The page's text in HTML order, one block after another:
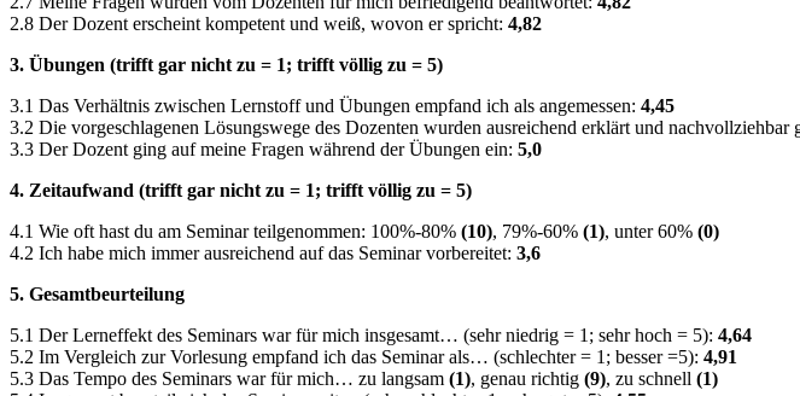
2.8 Der Dozent erscheint kompetent und weiß, wovon er spricht: 4,82
3. Übungen (trifft gar nicht zu = 1; trifft völlig zu = 5)
3.1 Das Verhältnis zwischen Lernstoff und Übungen empfand ich als angemessen: 4,45
3.2 Die vorgeschlagenen Lösungswege des Dozenten wurden ausreichend erklärt und nachvollziehbar
3.3 Der Dozent ging auf meine Fragen während der Übungen ein: 5,0
4. Zeitaufwand (trifft gar nicht zu = 1; trifft völlig zu = 5)
4.1 Wie oft hast du am Seminar teilgenommen: 100%-80% (10), 79%-60% (1), unter 60% (0)
4.2 Ich habe mich immer ausreichend auf das Seminar vorbereitet: 3,6
5. Gesamtbeurteilung
5.1 Der Lerneffekt des Seminars war für mich insgesamt… (sehr niedrig = 1; sehr hoch = 5): 4,64
5.2 Im Vergleich zur Vorlesung empfand ich das Seminar als… (schlechter = 1; besser =5): 4,91
5.3 Das Tempo des Seminars war für mich… zu langsam (1), genau richtig (9), zu schnell (1)